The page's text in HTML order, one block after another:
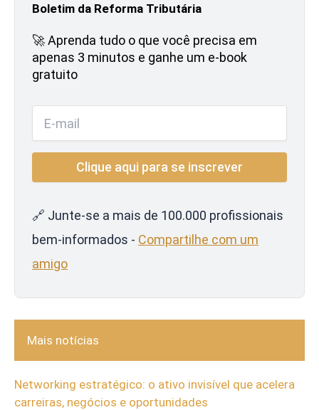
Boletim da Reforma Tributária
🚀 Aprenda tudo o que você precisa em
apenas 3 minutos e ganhe um e-book
gratuito
🔗 Junte-se a mais de 100.000 profissionais
bem-informados - Compartilhe com um
amigo
Mais notícias
Networking estratégico: o ativo invisível que acelera
carreiras, negócios e oportunidades